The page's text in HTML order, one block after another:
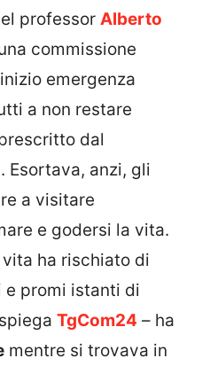
professor Alberto
commissione
emergenza
a non restare
dal
Esortava, anzi, gli
a visitare
e godersi la vita.
vita ha rischiato di
e promi istanti di
TgCom24 – ha
mentre si trovava in